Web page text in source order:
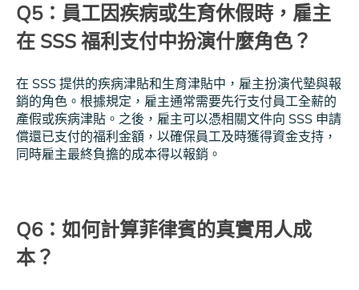
Q5：員工因疾病或生育休假時，雇主
在 SSS 福利支付中扮演什麼角色？
在 SSS 提供的疾病津貼和生育津貼中，雇主扮演代墊與報
銷的角色。根據規定，雇主通常需要先行支付員工全薪的
產假或疾病津貼。之後，雇主可以憑相關文件向 SSS 申請
償還已支付的福利金額，以確保員工及時獲得資金支持，
同時雇主最終負擔的成本得以報銷。
Q6：如何計算菲律賓的真實用人成
本？